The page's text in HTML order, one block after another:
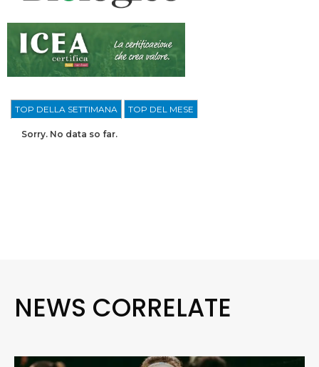
TOP DELLA SETTIMANA TOP DEL MESE
Sorry. No data so far.
NEWS CORRELATE